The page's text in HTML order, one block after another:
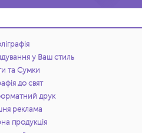
у Ваш стиль
та Сумки
до свят
друк
реклама
продукція